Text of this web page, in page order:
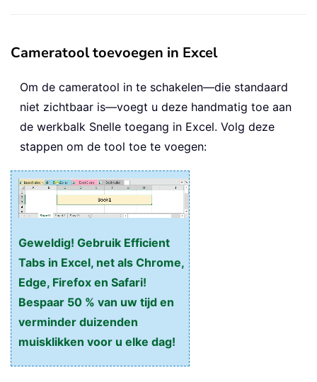
Cameratool toevoegen in Excel
Om de cameratool in te schakelen—die standaard
niet zichtbaar is—voegt u deze handmatig toe aan
de werkbalk Snelle toegang in Excel. Volg deze
stappen om de tool toe te voegen:
Geweldig! Gebruik Efficient
Tabs in Excel, net als Chrome,
Edge, Firefox en Safari!
Bespaar 50 % van uw tijd en
verminder duizenden
muisklikken voor u elke dag!